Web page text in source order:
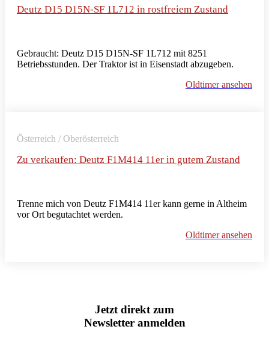
Deutz D15 D15N-SF 1L712 in rostfreiem Zustand
Gebraucht: Deutz D15 D15N-SF 1L712 mit 8251
Betriebsstunden. Der Traktor ist in Eisenstadt abzugeben.
Oldtimer ansehen
Österreich / Oberösterreich
Zu verkaufen: Deutz F1M414 11er in gutem Zustand
Trenne mich von Deutz F1M414 11er kann gerne in Altheim
vor Ort begutachtet werden.
Oldtimer ansehen
Jetzt direkt zum
Newsletter anmelden